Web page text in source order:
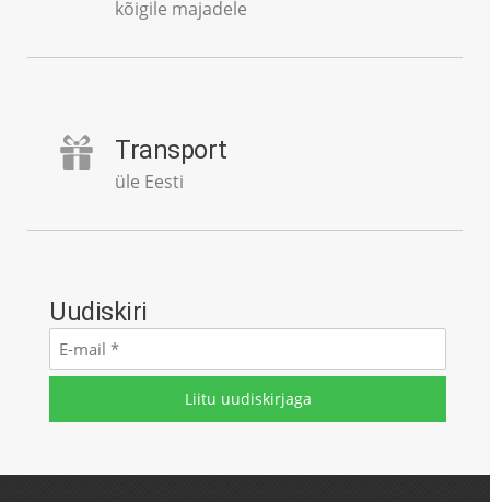
kõigile majadele
Transport
üle Eesti
Uudiskiri
E-
mail